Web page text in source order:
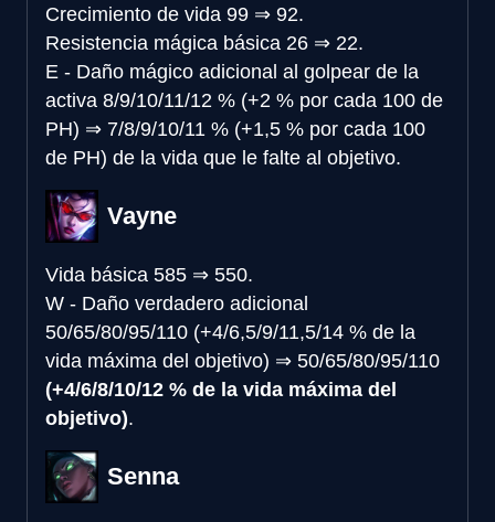
Crecimiento de vida 99 ⇒ 92.
Resistencia mágica básica 26 ⇒ 22.
E - Daño mágico adicional al golpear de la
activa 8/9/10/11/12 % (+2 % por cada 100 de
PH) ⇒ 7/8/9/10/11 % (+1,5 % por cada 100
de PH) de la vida que le falte al objetivo.
Vayne
Vida básica 585 ⇒ 550.
W - Daño verdadero adicional
50/65/80/95/110 (+4/6,5/9/11,5/14 % de la
vida máxima del objetivo) ⇒ 50/65/80/95/110
(+4/6/8/10/12 % de la vida máxima del
objetivo).
Senna